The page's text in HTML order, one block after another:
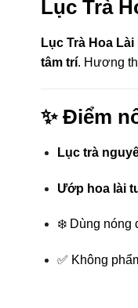
Lục Trà
Lục Trà Hoa Lài
tâm trí. Hương
✨ Điểm
Lục trà
Ướp hoa lài
❄️ Dùng nóng
✅ Không